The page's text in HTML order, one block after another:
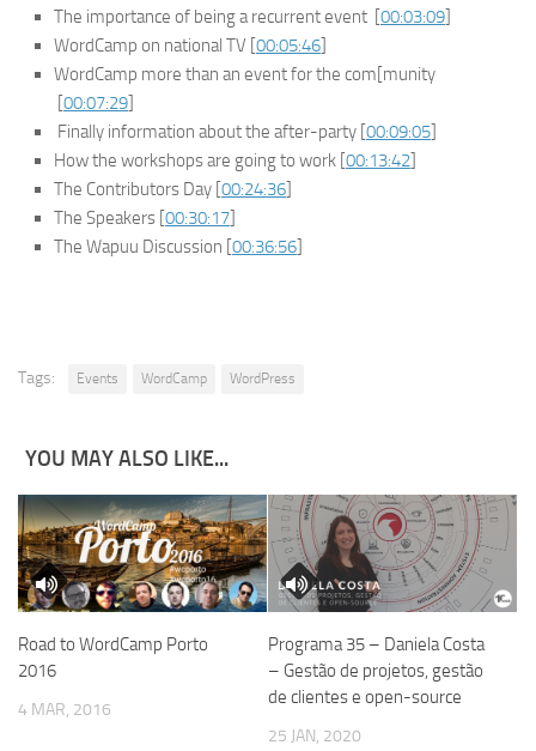
The importance of being a recurrent event [00:03:09]
WordCamp on national TV [00:05:46]
WordCamp more than an event for the com[munity
[00:07:29]
Finally information about the after-party [00:09:05]
How the workshops are going to work [00:13:42]
The Contributors Day [00:24:36]
The Speakers [00:30:17]
The Wapuu Discussion [00:36:56]
Tags: Events WordCamp WordPress
YOU MAY ALSO LIKE...
Road to WordCamp Porto
2016
4 MAR, 2016
Programa 35 – Daniela Costa
– Gestão de projetos, gestão
de clientes e open-source
25 JAN, 2020